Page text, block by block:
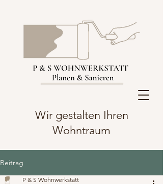
Wir gestalten Ihren
Wohntraum
Beitrag
P & S Wohnwerkstatt